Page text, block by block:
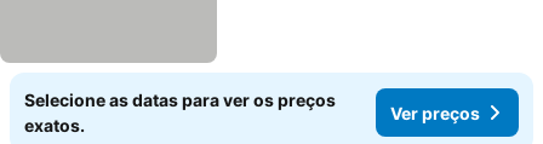
Selecione as datas para ver os preços
exatos.
Ver preços